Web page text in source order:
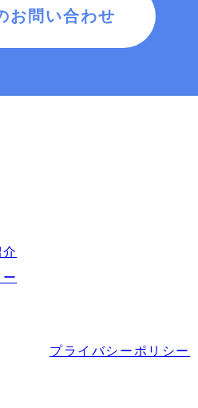
お問い合わせ
プライバシーポリシー